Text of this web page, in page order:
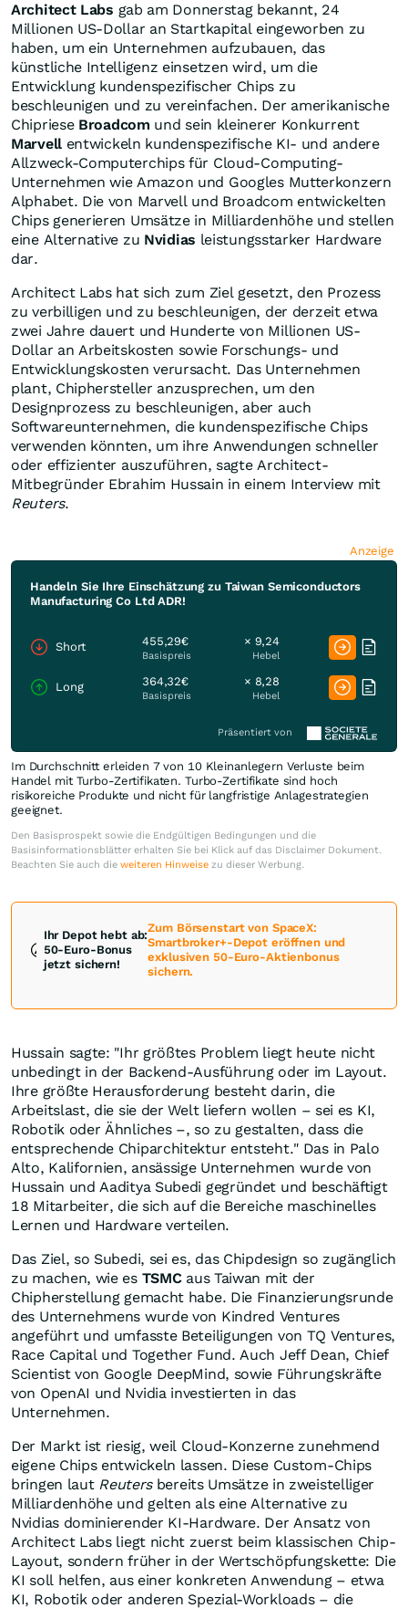
Architect Labs gab am Donnerstag bekannt, 24
Millionen US-Dollar an Startkapital eingeworben zu
haben, um ein Unternehmen aufzubauen, das
künstliche Intelligenz einsetzen wird, um die
Entwicklung kundenspezifischer Chips zu
beschleunigen und zu vereinfachen. Der amerikanische
Chipriese Broadcom und sein kleinerer Konkurrent
Marvellentwickeln kundenspezifische KI- und andere
Allzweck-Computerchips für Cloud-Computing-
Unternehmen wie Amazon und Googles Mutterkonzern
Alphabet. Die von Marvell und Broadcom entwickelten
Chips generieren Umsätze in Milliardenhöhe und stellen
eine Alternative zu Nvidias leistungsstarker Hardware
dar.
Architect Labs hat sich zum Ziel gesetzt, den Prozess
zu verbilligen und zu beschleunigen, der derzeit etwa
zwei Jahre dauert und Hunderte von Millionen US-
Dollar an Arbeitskosten sowie Forschungs- und
Entwicklungskosten verursacht. Das Unternehmen
plant, Chiphersteller anzusprechen, um den
Designprozess zu beschleunigen, aber auch
Softwareunternehmen, die kundenspezifische Chips
verwenden könnten, um ihre Anwendungen schneller
oder effizienter auszuführen, sagte Architect-
Mitbegründer Ebrahim Hussain in einem Interview mit
Reuters.
Anzeige
Handeln Sie Ihre Einschätzung zu Taiwan Semiconductors
Manufacturing Co Ltd ADR!
Short 455,29€
Basispreis
× 9,24
Hebel
Long 364,32€
Basispreis
× 8,28
Hebel
Präsentiert von
Im Durchschnitt erleiden 7 von 10 Kleinanlegern Verluste beim
Handel mit Turbo-Zertifikaten. Turbo-Zertifikate sind hoch
risikoreiche Produkte und nicht für langfristige Anlagestrategien
geeignet.
Den Basisprospekt sowie die Endgültigen Bedingungen und die
Basisinformationsblätter erhalten Sie bei Klick auf das Disclaimer Dokument.
Beachten Sie auch die weiteren Hinweise zu dieser Werbung.
Ihr Depot hebt ab:
50-Euro-Bonus
jetzt sichern!
Zum Börsenstart von SpaceX:
Smartbroker+-Depot eröffnen und
exklusiven 50-Euro-Aktienbonus
sichern.
Hussain sagte: "Ihr größtes Problem liegt heute nicht
unbedingt in der Backend-Ausführung oder im Layout.
Ihre größte Herausforderung besteht darin, die
Arbeitslast, die sie der Welt liefern wollen – sei es KI,
Robotik oder Ähnliches –, so zu gestalten, dass die
entsprechende Chiparchitektur entsteht." Das in Palo
Alto, Kalifornien, ansässige Unternehmen wurde von
Hussain und Aaditya Subedi gegründet und beschäftigt
18 Mitarbeiter, die sich auf die Bereiche maschinelles
Lernen und Hardware verteilen.
Das Ziel, so Subedi, sei es, das Chipdesign so zugänglich
zu machen, wie es TSMCaus Taiwan mit der
Chipherstellung gemacht habe. Die Finanzierungsrunde
des Unternehmens wurde von Kindred Ventures
angeführt und umfasste Beteiligungen von TQ Ventures,
Race Capital und Together Fund. Auch Jeff Dean, Chief
Scientist von Google DeepMind, sowie Führungskräfte
von OpenAI und Nvidia investierten in das
Unternehmen.
Der Markt ist riesig, weil Cloud-Konzerne zunehmend
eigene Chips entwickeln lassen. Diese Custom-Chips
bringen laut Reutersbereits Umsätze in zweistelliger
Milliardenhöhe und gelten als eine Alternative zu
Nvidias dominierender KI-Hardware. Der Ansatz von
Architect Labs liegt nicht zuerst beim klassischen Chip-
Layout, sondern früher in der Wertschöpfungskette: Die
KI soll helfen, aus einer konkreten Anwendung – etwa
KI, Robotik oder anderen Spezial-Workloads – die